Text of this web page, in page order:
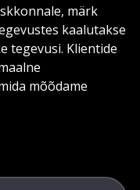
märk
kaalutakse
tegevusi. Klientide
mõõdame